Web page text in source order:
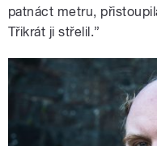
patnáct metru,
Třikrát ji střelil.”